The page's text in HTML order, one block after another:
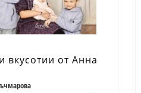
вкусотии от Анна